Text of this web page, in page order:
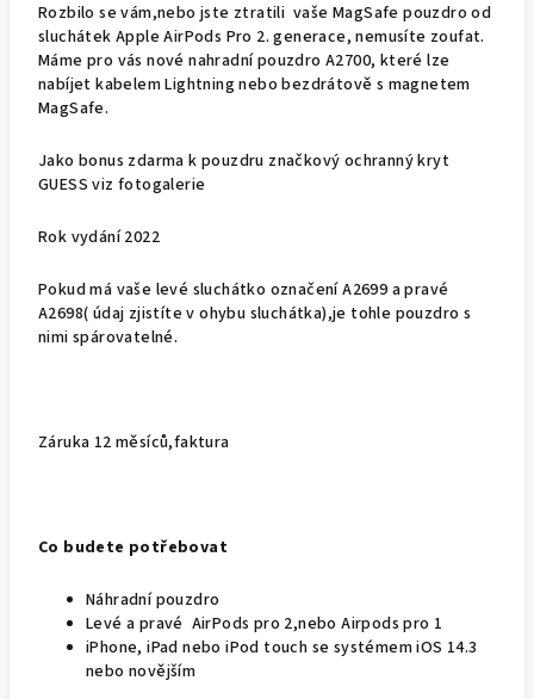
Rozbilo se vám,nebo jste ztratili vaše MagSafe pouzdro od
sluchátek Apple AirPods Pro 2. generace, nemusíte zoufat.
Máme pro vás nové nahradní pouzdro A2700, které lze
nabíjet kabelem Lightning nebo bezdrátově s magnetem
MagSafe.
Jako bonus zdarma k pouzdru značkový ochranný kryt
GUESS viz fotogalerie
Rok vydání 2022
Pokud má vaše levé sluchátko označení A2699 a pravé
A2698( údaj zjistíte v ohybu sluchátka),je tohle pouzdro s
nimi spárovatelné.
Záruka 12 měsíců,faktura
Co budete potřebovat
Náhradní pouzdro
Levé a pravé AirPods pro 2,nebo Airpods pro 1
iPhone, iPad nebo iPod touch se systémem iOS 14.3
nebo novějším